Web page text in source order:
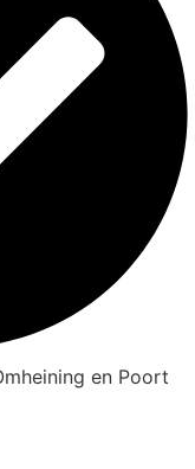
en Poort